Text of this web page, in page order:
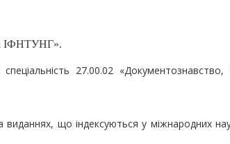
ІФНТУНГ».
27.00.02 «Документознавство,
що індексуються у міжнародних